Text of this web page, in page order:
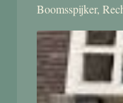
Boomsspijker,